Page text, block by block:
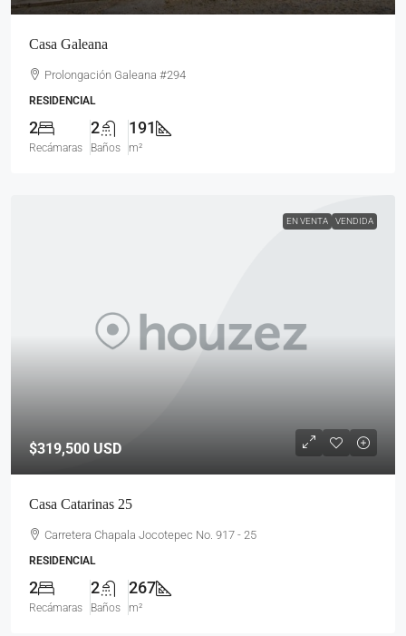
Casa Galeana
Prolongación Galeana #294
RESIDENCIAL
2
Recámaras
2
Baños
191
m²
EN VENTA VENDIDA
$319,500 USD
Casa Catarinas 25
Carretera Chapala Jocotepec No. 917 - 25
RESIDENCIAL
2
Recámaras
2
Baños
267
m²